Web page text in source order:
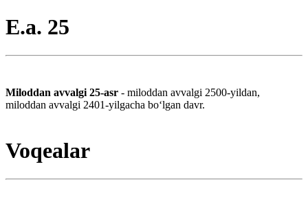
E.a. 25
Miloddan avvalgi 25-asr - miloddan avvalgi 2500-yildan,
miloddan avvalgi 2401-yilgacha boʻlgan davr.
Voqealar